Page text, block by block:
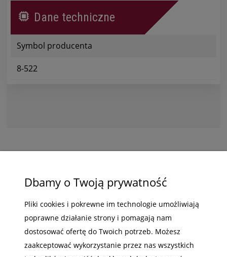
Dane techniczne
Symbol producenta
8-522
ZAKUPY
POMOC
MOJE KONTO
INFORMACJE
Dbamy o Twoją prywatność
Pliki cookies i pokrewne im technologie umożliwiają
poprawne działanie strony i pomagają nam
dostosować ofertę do Twoich potrzeb. Możesz
zaakceptować wykorzystanie przez nas wszystkich